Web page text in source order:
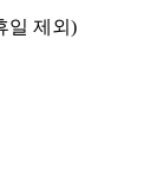
일 제외)